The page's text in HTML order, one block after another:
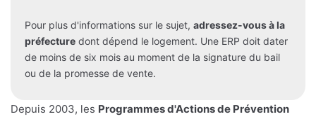
Pour plus d'informations sur le sujet, adressez-vous à la
préfecture dont dépend le logement. Une ERP doit dater
de moins de six mois au moment de la signature du bail
ou de la promesse de vente.
Depuis 2003, les Programmes d'Actions de Prévention